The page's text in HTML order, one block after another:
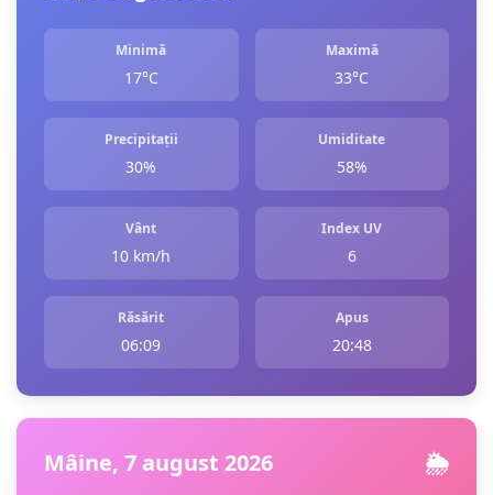
Minimă
17°C
Maximă
33°C
Precipitații
30%
Umiditate
58%
Vânt
10 km/h
Index UV
6
Răsărit
06:09
Apus
20:48
Mâine, 7 august 2026 🌦️